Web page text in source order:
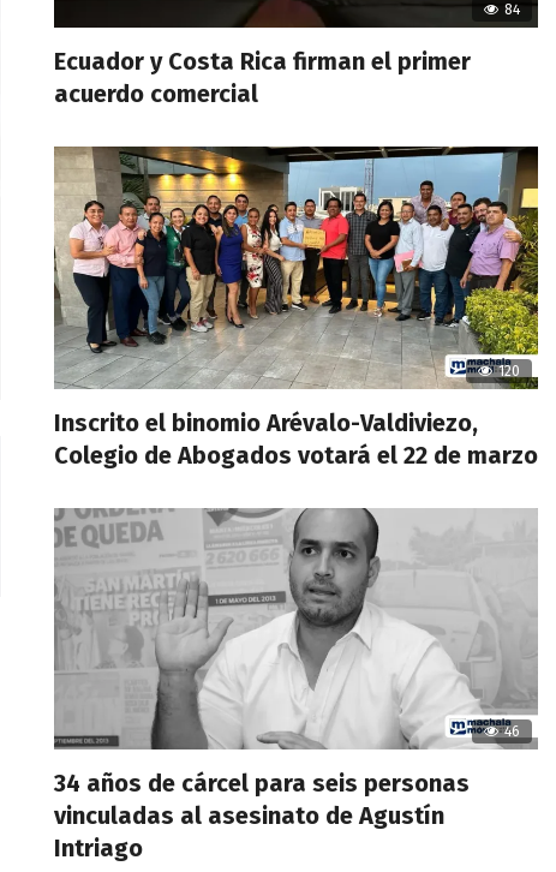
84
Ecuador y Costa Rica firman el primer
acuerdo comercial
120
Inscrito el binomio Arévalo-Valdiviezo,
Colegio de Abogados votará el 22 de marzo
46
34 años de cárcel para seis personas
vinculadas al asesinato de Agustín
Intriago